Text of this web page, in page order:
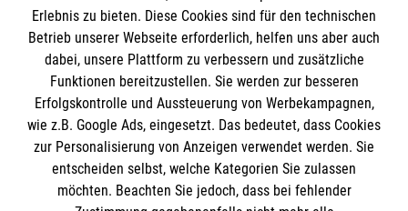
Informationen
Impressum
Datenschutz
Erlebnis zu bieten. Diese Cookies sind für den technischen
Betrieb unserer Webseite erforderlich, helfen uns aber auch
dabei, unsere Plattform zu verbessern und zusätzliche
Funktionen bereitzustellen. Sie werden zur besseren
Erfolgskontrolle und Aussteuerung von Werbekampagnen,
wie z.B. Google Ads, eingesetzt. Das bedeutet, dass Cookies
zur Personalisierung von Anzeigen verwendet werden. Sie
entscheiden selbst, welche Kategorien Sie zulassen
möchten. Beachten Sie jedoch, dass bei fehlender